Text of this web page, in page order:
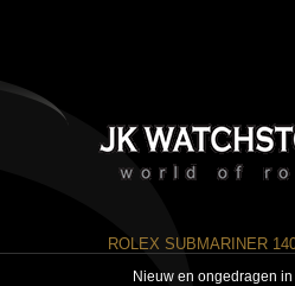
ROLEX SUBMARINER
Nieuw en ongedragen